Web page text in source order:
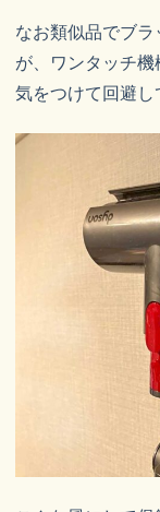
なお類似品でブ
が、ワンタッチ機
気をつけて回避し